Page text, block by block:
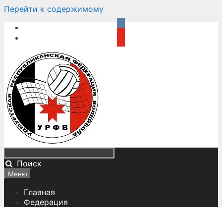
Перейти к содержимому
Поиск
Меню
Главная
Федерация